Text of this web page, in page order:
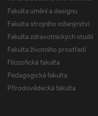
Fakulta umění a designu
Fakulta strojního inženýrství
Fakulta zdravotnických studií
Fakulta životního prostředí
Filozofická fakulta
Pedagogická fakulta
Přírodovědecká fakulta